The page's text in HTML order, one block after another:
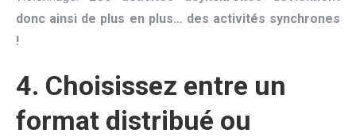
donc ainsi de plus en plus… des activités synchrones
!
4. Choisissez entre un
format distribué ou